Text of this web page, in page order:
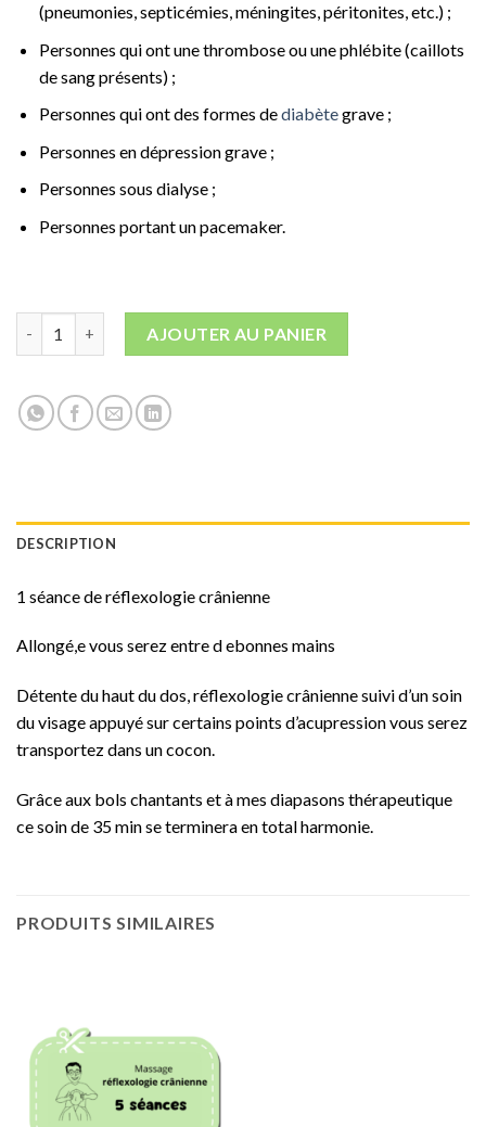
(pneumonies, septicémies, méningites, péritonites, etc.) ;
Personnes qui ont une thrombose ou une phlébite (caillots
de sang présents) ;
Personnes qui ont des formes dediabètegrave ;
Personnes en dépression grave ;
Personnes sous dialyse ;
Personnes portant un pacemaker.
AJOUTER AU PANIER
DESCRIPTION
1 séance de réflexologie crânienne
Allongé,e vous serez entre d ebonnes mains
Détente du haut du dos, réflexologie crânienne suivi d’un soin
du visage appuyé sur certains points d’acupression vous serez
transportez dans un cocon.
Grâce aux bols chantants et à mes diapasons thérapeutique
ce soin de 35 min se terminera en total harmonie.
PRODUITS SIMILAIRES